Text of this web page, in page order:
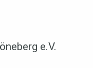
e.V.